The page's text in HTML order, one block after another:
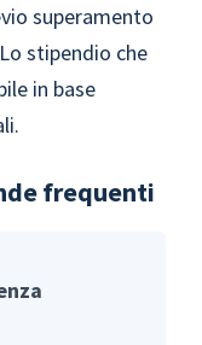
superamento
stipendio che
in base
frequenti